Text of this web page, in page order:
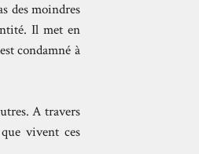
des moindres
Il met en
condamné à
A travers
vivent ces